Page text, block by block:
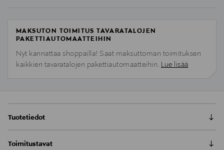
MAKSUTON TOIMITUS TAVARATALOJEN
PAKETTIAUTOMAATTEIHIN
Nyt kannattaa shoppailla! Saat maksuttoman toimituksen
kaikkien tavaratalojen pakettiautomaatteihin. Lue lisää
Tuotetiedot
sisältää mm. melonia ja kiiviä, jotka virkistävät ja
Toimitustavat